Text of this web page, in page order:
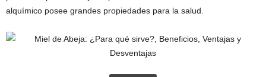
alquímico posee grandes propiedades para la salud.